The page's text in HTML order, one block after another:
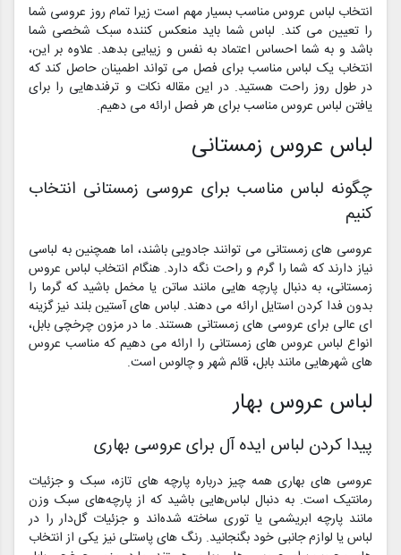
انتخاب لباس عروس مناسب بسیار مهم است زیرا تمام روز عروسی شما
را تعیین می کند. لباس شما باید منعکس کننده سبک شخصی شما
باشد و به شما احساس اعتماد به نفس و زیبایی بدهد. علاوه بر این،
انتخاب یک لباس مناسب برای فصل می تواند اطمینان حاصل کند که
در طول روز راحت هستید. در این مقاله نکات و ترفندهایی را برای
یافتن لباس عروس مناسب برای هر فصل ارائه می دهیم.
لباس عروس زمستانی
چگونه لباس مناسب برای عروسی زمستانی انتخاب
کنیم
عروسی های زمستانی می توانند جادویی باشند، اما همچنین به لباسی
نیاز دارند که شما را گرم و راحت نگه دارد. هنگام انتخاب لباس عروس
زمستانی، به دنبال پارچه هایی مانند ساتن یا مخمل باشید که گرما را
بدون فدا کردن استایل ارائه می دهند. لباس های آستین بلند نیز گزینه
ای عالی برای عروسی های زمستانی هستند. ما در مزون چرخچی بابل،
انواع لباس عروس های زمستانی را ارائه می دهیم که مناسب عروس
های شهرهایی مانند بابل، قائم شهر و چالوس است.
لباس عروس بهار
پیدا کردن لباس ایده آل برای عروسی بهاری
عروسی های بهاری همه چیز درباره پارچه های تازه، سبک و جزئیات
رمانتیک است. به دنبال لباس‌هایی باشید که از پارچه‌های سبک وزن
مانند پارچه ابریشمی یا توری ساخته شده‌اند و جزئیات گل‌دار را در
لباس یا لوازم جانبی خود بگنجانید. رنگ های پاستلی نیز یکی از انتخاب